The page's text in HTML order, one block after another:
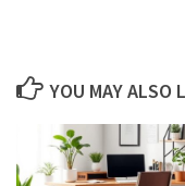
YOU MAY ALSO